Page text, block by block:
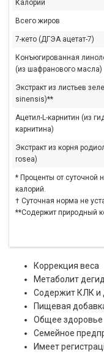
Калорий
Всего жиров
7-кето (ДГЭА ацетат-7)
Конъюгированная
(из шафранового масла)
Экстракт из листьев
sinensis)**
Ацетил-L-карнитин (из
карнитина)
Экстракт из корня
rosea)
* Проценты от суточной
калорий.
† Суточная норма не
**Содержит природный
Коррекция веса
Метаболит
Содержит КЛК и
Пищевая
Общее здоровье
Семейное
Имеет